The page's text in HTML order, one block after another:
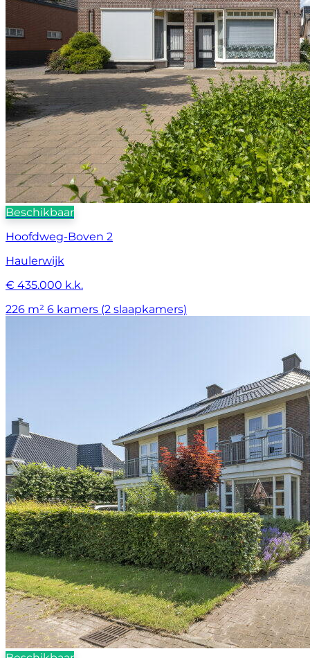
Beschikbaar
Hoofdweg-Boven 2
Haulerwijk
€ 435.000 k.k.
226 m² 6 kamers (2 slaapkamers)